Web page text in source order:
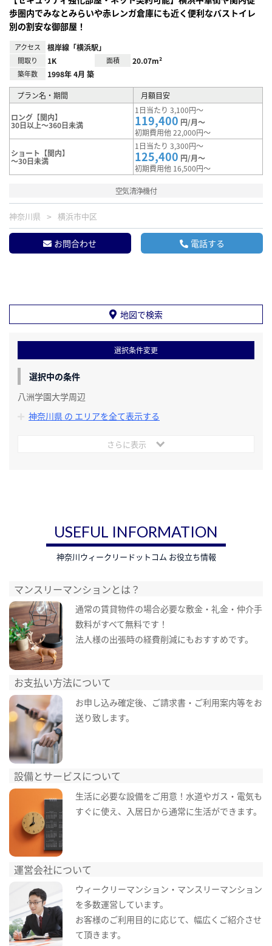
歩圏内でみなとみらいや赤レンガ倉庫にも近く便利なバストイレ
別の割安な御部屋！
アクセス 根岸線「横浜駅」
間取り 1K 面積 20.07m²
築年数 1998年 4月 築
プラン名・期間 月額目安
ロング【関内】
30日以上～360日未満
1日当たり 3,100円～
119,400 円/月～
初期費用他 22,000円～
ショート【関内】
～30日未満
1日当たり 3,300円～
125,400 円/月～
初期費用他 16,500円～
空気清浄機付
神奈川県 横浜市中区
お問合わせ 電話する
地図で検索
選択条件変更
選択中の条件
八洲学園大学周辺
神奈川県 の エリアを全て表示する
さらに表示
USEFUL INFORMATION
神奈川ウィークリードットコム お役立ち情報
マンスリーマンションとは？
通常の賃貸物件の場合必要な敷金・礼金・仲介手
数料がすべて無料です！
法人様の出張時の経費削減にもおすすめです。
お支払い方法について
お申し込み確定後、ご請求書・ご利用案内等をお
送り致します。
設備とサービスについて
生活に必要な設備をご用意！水道やガス・電気も
すぐに使え、入居日から通常に生活ができます。
運営会社について
ウィークリーマンション・マンスリーマンション
を多数運営しています。
お客様のご利用目的に応じて、幅広くご紹介させ
て頂きます。